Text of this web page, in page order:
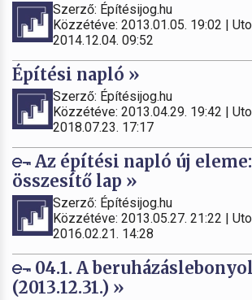
Szerző: Építésijog.hu
Közzétéve: 2013.01.05. 19:02 |
2014.12.04. 09:52
Építési napló »
Szerző: Építésijog.hu
Közzétéve: 2013.04.29. 19:42 |
2018.07.23. 17:17
Az építési napló új
összesítő lap »
Szerző: Építésijog.hu
Közzétéve: 2013.05.27. 21:22 |
2016.02.21. 14:28
04.1. A
(2013.12.31.) »